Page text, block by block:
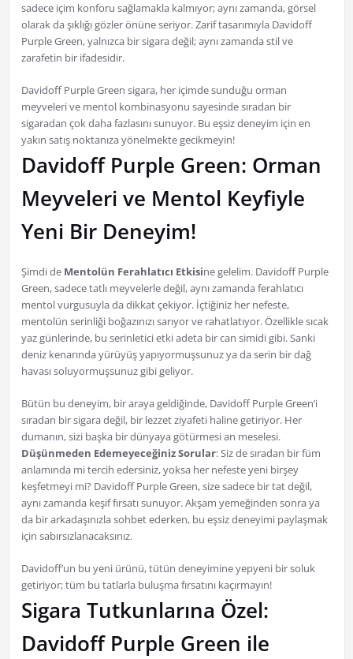
sadece içim konforu sağlamakla kalmıyor; aynı zamanda, görsel
olarak da şıklığı gözler önüne seriyor. Zarif tasarımıyla Davidoff
Purple Green, yalnızca bir sigara değil; aynı zamanda stil ve
zarafetin bir ifadesidir.
Davidoff Purple Green sigara, her içimde sunduğu orman
meyveleri ve mentol kombinasyonu sayesinde sıradan bir
sigaradan çok daha fazlasını sunuyor. Bu eşsiz deneyim için en
yakın satış noktanıza yönelmekte gecikmeyin!
Davidoff Purple Green: Orman
Meyveleri ve Mentol Keyfiyle
Yeni Bir Deneyim!
Şimdi de Mentolün Ferahlatıcı Etkisine gelelim. Davidoff Purple
Green, sadece tatlı meyvelerle değil, aynı zamanda ferahlatıcı
mentol vurgusuyla da dikkat çekiyor. İçtiğiniz her nefeste,
mentolün serinliği boğazınızı sarıyor ve rahatlatıyor. Özellikle sıcak
yaz günlerinde, bu serinletici etki adeta bir can simidi gibi. Sanki
deniz kenarında yürüyüş yapıyormuşsunuz ya da serin bir dağ
havası soluyormuşsunuz gibi geliyor.
Bütün bu deneyim, bir araya geldiğinde, Davidoff Purple Green’i
sıradan bir sigara değil, bir lezzet ziyafeti haline getiriyor. Her
dumanın, sizi başka bir dünyaya götürmesi an meselesi.
Düşünmeden Edemeyeceğiniz Sorular: Siz de sıradan bir füm
anlamında mi tercih edersiniz, yoksa her nefeste yeni birşey
keşfetmeyi mi? Davidoff Purple Green, size sadece bir tat değil,
aynı zamanda keşif fırsatı sunuyor. Akşam yemeğinden sonra ya
da bir arkadaşınızla sohbet ederken, bu eşsiz deneyimi paylaşmak
için sabırsızlanacaksınız.
Davidoff’un bu yeni ürünü, tütün deneyimine yepyeni bir soluk
getiriyor; tüm bu tatlarla buluşma fırsatını kaçırmayın!
Sigara Tutkunlarına Özel:
Davidoff Purple Green ile